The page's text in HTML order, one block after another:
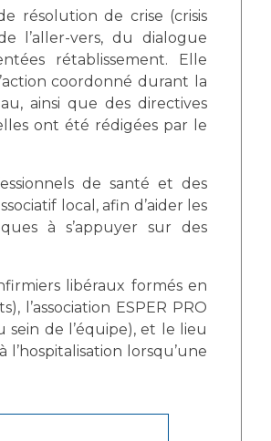
résolution de crise (crisis
l’aller-vers, du dialogue
rétablissement. Elle
coordonné durant la
ainsi que des directives
ont été rédigées par le
de santé et des
local, afin d’aider les
à s’appuyer sur des
libéraux formés en
l’association ESPER PRO
sein de l’équipe), et le lieu
lorsqu’une